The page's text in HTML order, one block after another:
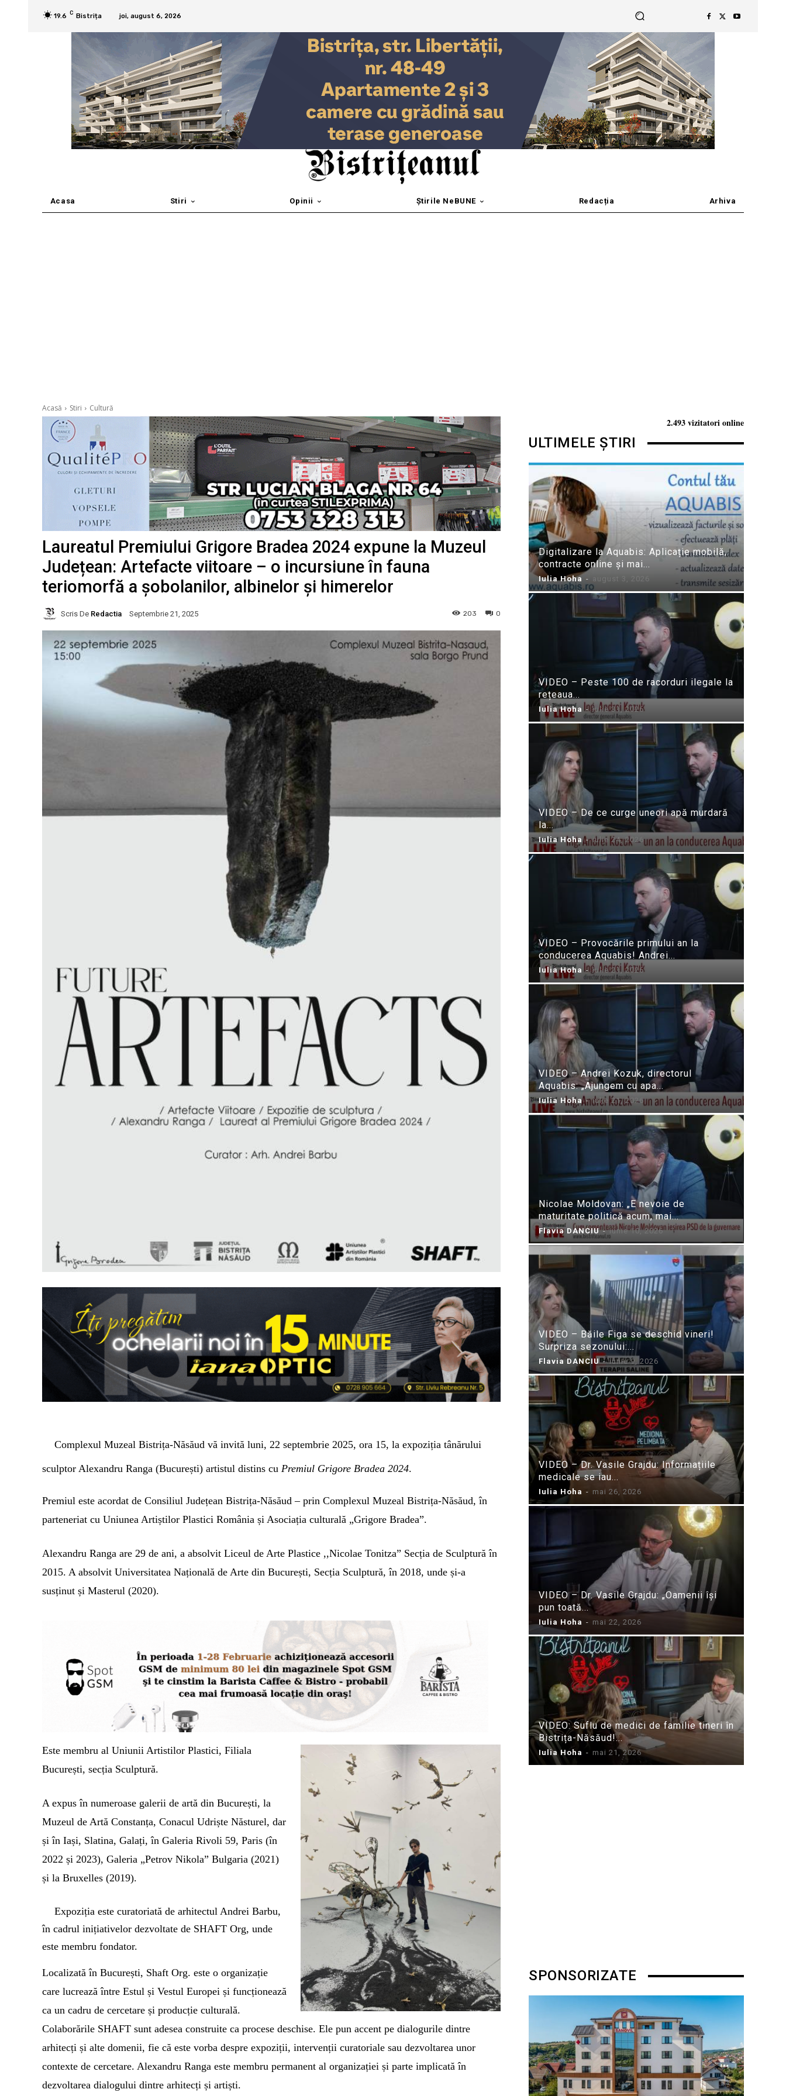
19.6 C Bistrița joi, august 6, 2026
Acasa Stiri Opinii Știrile NeBUNE Redacția Arhiva
Acasă Stiri Cultură
Laureatul Premiului Grigore Bradea 2024 expune la Muzeul
Județean: Artefacte viitoare – o incursiune în fauna
teriomorfă a șobolanilor, albinelor și himerelor
Scris De Redactia Septembrie 21, 2025 0
203
Complexul Muzeal Bistrița-Năsăud vă invită luni, 22 septembrie 2025, ora 15, la expoziția tânărului
sculptor Alexandru Ranga (București) artistul distins cu Premiul Grigore Bradea 2024.
Premiul este acordat de Consiliul Județean Bistrița-Năsăud – prin Complexul Muzeal Bistrița-Năsăud, în
parteneriat cu Uniunea Artiștilor Plastici România și Asociația culturală „Grigore Bradea”.
Alexandru Ranga are 29 de ani, a absolvit Liceul de Arte Plastice ,,Nicolae Tonitza” Secția de Sculptură în
2015. A absolvit Universitatea Națională de Arte din București, Secția Sculptură, în 2018, unde și-a
susținut și Masterul (2020).
Este membru al Uniunii Artistilor Plastici, Filiala
București, secția Sculptură.
A expus în numeroase galerii de artă din București, la
Muzeul de Artă Constanța, Conacul Udriște Năsturel, dar
și în Iași, Slatina, Galați,în Galeria Rivoli 59, Paris (în
2022 și 2023), Galeria „Petrov Nikola” Bulgaria (2021)
și la Bruxelles (2019).
Expoziția este curatoriată de arhitectul Andrei Barbu,
în cadrul inițiativelor dezvoltate de SHAFT Org, unde
este membru fondator.
Localizată în București, Shaft Org. este o organizație
care lucrează între Estul și Vestul Europei și funcționează
ca un cadru de cercetare și producție culturală.
Colaborările SHAFT sunt adesea construite ca procese deschise. Ele pun accent pe dialogurile dintre
arhitecți și alte domenii, fie că este vorba despre expoziții, intervenții curatoriale sau dezvoltarea unor
contexte de cercetare. Alexandru Ranga este membru permanent al organizației și parte implicată în
dezvoltarea dialogului dintre arhitecți și artiști.
2.493 vizitatori online
ULTIMELE ȘTIRI
Digitalizare la Aquabis: Aplicație mobilă,
contracte online și mai...
Iulia Hoha - august 3, 2026
VIDEO – Peste 100 de racorduri ilegale la
rețeaua...
Iulia Hoha - iulie 31, 2026
VIDEO – De ce curge uneori apă murdară
la...
Iulia Hoha - iulie 24, 2026
VIDEO – Provocările primului an la
conducerea Aquabis! Andrei...
Iulia Hoha - iulie 21, 2026
VIDEO – Andrei Kozuk, directorul
Aquabis: „Ajungem cu apa...
Iulia Hoha - iulie 21, 2026
Nicolae Moldovan: „E nevoie de
maturitate politică acum, mai...
Flavia DANCIU - iunie 10, 2026
VIDEO – Băile Figa se deschid vineri!
Surpriza sezonului:...
Flavia DANCIU - iunie 9, 2026
VIDEO – Dr. Vasile Grajdu: Informațiile
medicale se iau...
Iulia Hoha - mai 26, 2026
VIDEO – Dr. Vasile Grajdu: „Oamenii își
pun toată...
Iulia Hoha - mai 22, 2026
VIDEO: Suflu de medici de familie tineri în
Bistrița-Năsăud!...
Iulia Hoha - mai 21, 2026
SPONSORIZATE